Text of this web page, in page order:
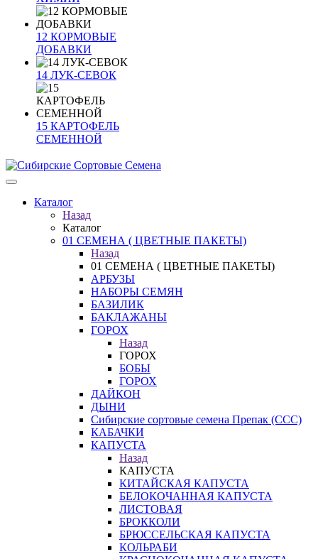
12 КОРМОВЫЕ
ДОБАВКИ
14 ЛУК-СЕВОК
15 КАРТОФЕЛЬ
СЕМЕННОЙ
Каталог
Назад
Каталог
01 СЕМЕНА ( ЦВЕТНЫЕ ПАКЕТЫ)
Назад
01 СЕМЕНА ( ЦВЕТНЫЕ ПАКЕТЫ)
АРБУЗЫ
НАБОРЫ СЕМЯН
БАЗИЛИК
БАКЛАЖАНЫ
ГОРОХ
Назад
ГОРОХ
БОБЫ
ГОРОХ
ДАЙКОН
ДЫНИ
Сибирские сортовые семена Препак (ССС)
КАБАЧКИ
КАПУСТА
Назад
КАПУСТА
КИТАЙСКАЯ КАПУСТА
БЕЛОКОЧАННАЯ КАПУСТА
ЛИСТОВАЯ
БРОККОЛИ
БРЮССЕЛЬСКАЯ КАПУСТА
КОЛЬРАБИ